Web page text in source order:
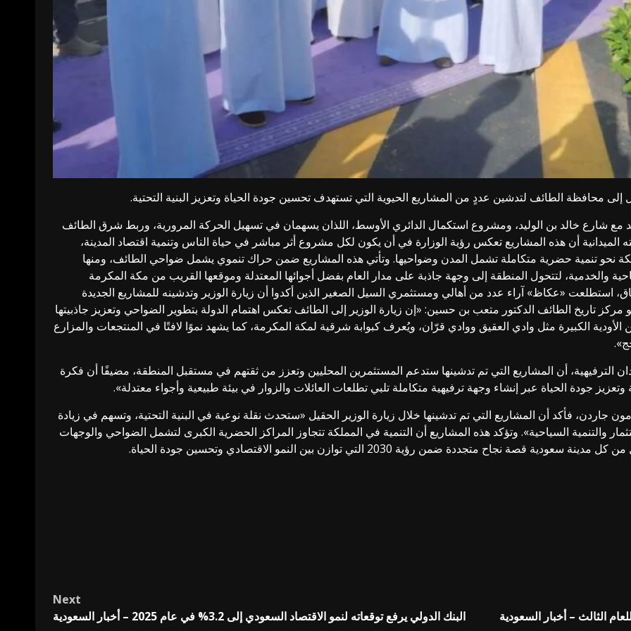
إلى محافظة الطائف لتدشين عددٍ من المشاريع الحيوية التي تستهدف تحسين جودة الحياة وتعزيز البنية التحتية.
شارع خالد بن الوليد، ومشروع استكمال الدائري الأوسط، اللذان يسهمان في تسهيل الحركة المرورية، وربط شرق الطائف
الميدانية أن هذه المشاريع تعكس رؤية الوزارة في أن يكون لكل مشروع أثر مباشر في حياة الناس وتنمية اقتصاد المدينة،
نحو تنمية حضرية متكاملة تشمل المدن وضواحيها. وتأتي هذه المشاريع ضمن حراك تنموي يشمل ضواحي الطائف، ومنها
والخدمية، لتتحول المنطقة إلى وجهة جاذبة على مدار العام بفضل أجوائها المعتدلة وموقعها القريب من مكة المكرمة
استطلعت «عكاظ» آراء عدد من أهالي ومستثمري السيل الصغير الذين أكدوا أن زيارة الوزير وتدشينه للمشاريع الجديدة
تاريخ الطائف الدكتور متعب بن حسين: «إن زيارة الوزير إلى الطائف تعكس اهتمام الدولة بتطوير الضواحي وتعزيز جاذبيتها
الكبيرة مثل وادي العقيق ووادي قرّان، ويُعرف كبوابة شرقية لمكة المكرمة، كما يشهد نموًا لافتًا في المنتجعات والمزارع
الترفيهية، أن المشاريع التي تم تدشينها ستدعم المستثمرين المحليين وتعزز من ثقتهم في مستقبل المنطقة، مضيفًا أن فكرة
جودة الحياة عبر إنشاء وجهة ترفيهية متكاملة تلبي تطلعات العائلات والزوار في بيئة طبيعية وأجواء معتدلة».
جاردن، فأكد أن المشاريع التي تم تدشينها خلال زيارة الوزير الحقيل «ستحدث نقلة نوعية في البنية التحتية، وتسهم في زيادة
والتنمية السياحية». وتؤكد هذه المشاريع أن التنمية في المملكة تتجاوز المراكز الحضرية الكبرى لتشمل الضواحي والوجهات
ضمن رؤية 2030 التي توازن بين النمو الاقتصادي وتحسين جودة الحياة.
Next
البنك الدولي يرفع توقعاته لنمو الاقتصاد السعودي إلى 3.2% في عام 2025 – أخبار السعودية